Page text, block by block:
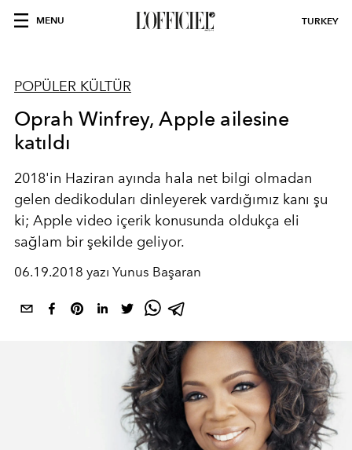
MENU TURKEY
POPÜLER KÜLTÜR
Oprah Winfrey, Apple ailesine
katıldı
2018'in Haziran ayında hala net bilgi olmadan
gelen dedikoduları dinleyerek vardığımız kanı şu
ki; Apple video içerik konusunda oldukça eli
sağlam bir şekilde geliyor.
06.19.2018 yazı Yunus Başaran